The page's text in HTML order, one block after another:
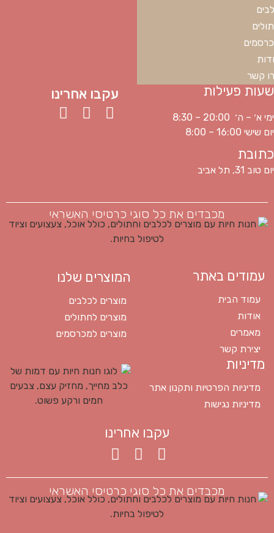
קשר
שעות פעילות
ימי א׳ – ה׳ 20:00 – 8:30
יום שישי 16:00 – 8:00
כתובת
יום טוב 31, תל אביב
עקבו אחרינו
מכבדים את כל סוגי כרטיסי האשראי
עמודים באתר
עמוד הבית
אודות
מאמרים
יצירת קשר
המוצרים שלנו
מוצרים לכלבים
מוצרים לחתולים
מוצרים למכרסמים
מדיניות
מדיניות הפרטיות ותקנון אתר
מדיניות נגישות
עקבו אחרינו
מכבדים את כל סוגי כרטיסי האשראי